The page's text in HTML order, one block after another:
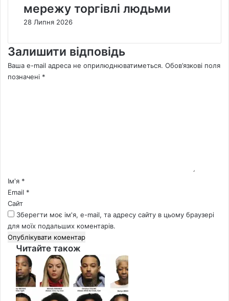
мережу торгівлі людьми
28 Липня 2026
Залишити відповідь
Ваша e-mail адреса не оприлюднюватиметься. Обов’язкові поля
позначені *
*Ім'я *
Email *
Сайт
Зберегти моє ім'я, e-mail, та адресу сайту в цьому браузері
для моїх подальших коментарів.
Читайте також
Close